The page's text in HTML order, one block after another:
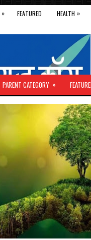
» FEATURED HEALTH »
PARENT CATEGORY »